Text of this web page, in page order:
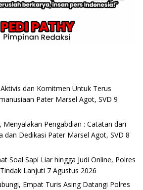
dan Komitmen Untuk Terus
Pater Marsel Agot, SVD 9
Pengabdian : Catatan dari
dan Dedikasi Pater Marsel Agot, SVD 8
Soal Sapi Liar hingga Judi Online, Polres
Lanjuti 7 Agustus 2026
Empat Turis Asing Datangi Polres